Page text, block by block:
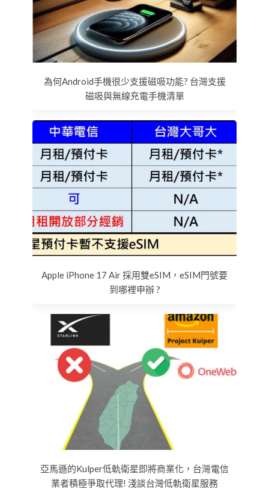
為何Android手機很少支援磁吸功能? 台灣支援
磁吸與無線充電手機清單
Apple iPhone 17 Air 採用雙eSIM，eSIM門號要
到哪裡申辦 ?
亞馬遜的Kulper低軌衛星即將商業化，台灣電信
業者積極爭取代理! 淺談台灣低軌衛星服務